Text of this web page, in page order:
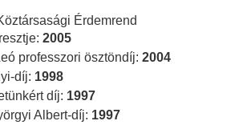
Érdemrend
2005
professzori ösztöndíj: 2004
díj: 1998
díj: 1997
Albert-díj: 1997